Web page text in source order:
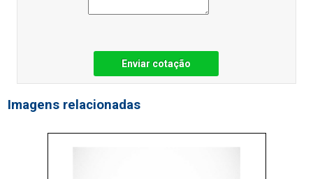
Enviar cotação
Imagens relacionadas